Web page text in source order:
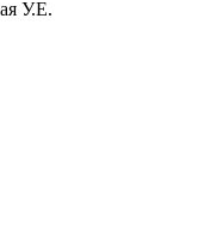
У.Е.